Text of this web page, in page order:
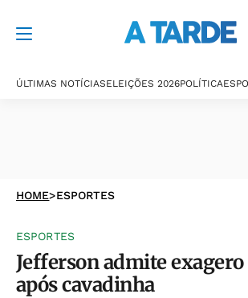
ÚLTIMAS NOTÍCIASELEIÇÕES 2026POLÍTICA
HOME>ESPORTES
ESPORTES
Jefferson admite exagero
após cavadinha